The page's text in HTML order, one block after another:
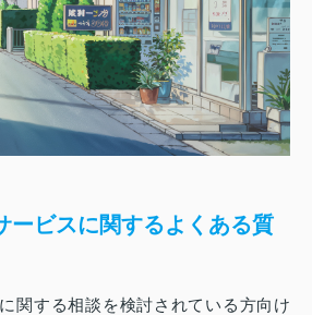
ービスに関するよくある質
関する相談を検討されている方向け